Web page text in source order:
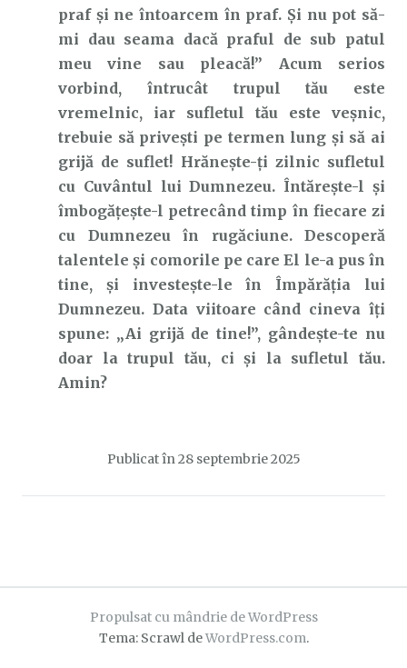
praf și ne întoarcem în praf. Și nu pot să-
mi dau seama dacă praful de sub patul
meu vine sau pleacă!” Acum serios
vorbind, întrucât trupul tău este
vremelnic, iar sufletul tău este veșnic,
trebuie să privești pe termen lung și să ai
grijă de suflet! Hrănește-ți zilnic sufletul
cu Cuvântul lui Dumnezeu. Întărește-l și
îmbogățește-l petrecând timp în fiecare zi
cu Dumnezeu în rugăciune. Descoperă
talentele și comorile pe care El le-a pus în
tine, și investește-le în Împărăția lui
Dumnezeu. Data viitoare când cineva îți
spune: „Ai grijă de tine!”, gândește-te nu
doar la trupul tău, ci și la sufletul tău.
Amin?
Publicat în 28 septembrie 2025
Propulsat cu mândrie de WordPress
Tema: Scrawl deWordPress.com.